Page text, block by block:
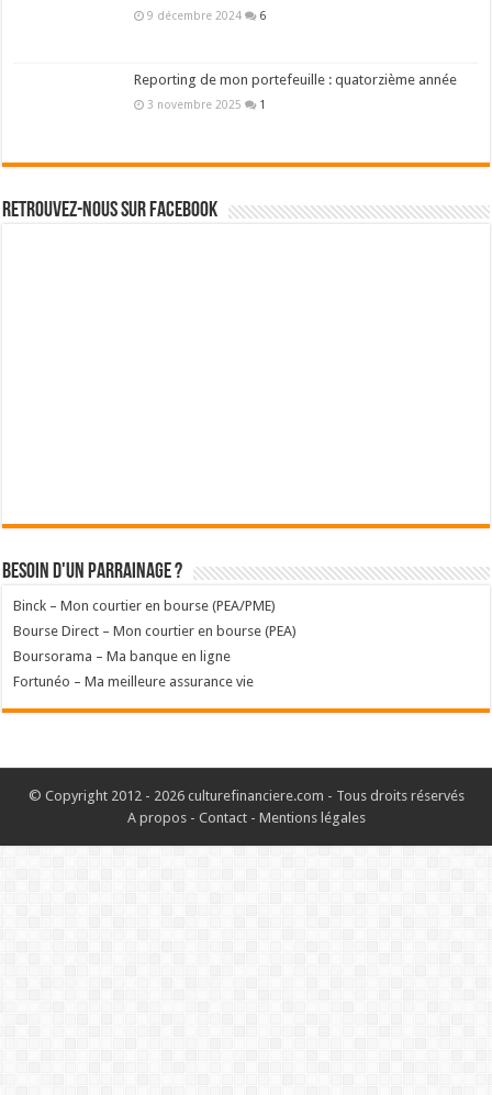
9 décembre 2024 6
Reporting de mon portefeuille : quatorzième année
3 novembre 2025 1
Retrouvez-nous sur Facebook
Besoin d'un parrainage ?
Binck – Mon courtier en bourse (PEA/PME)
Bourse Direct – Mon courtier en bourse (PEA)
Boursorama – Ma banque en ligne
Fortunéo – Ma meilleure assurance vie
© Copyright 2012 - 2026 culturefinanciere.com - Tous droits réservés
A propos- Contact- Mentions légales